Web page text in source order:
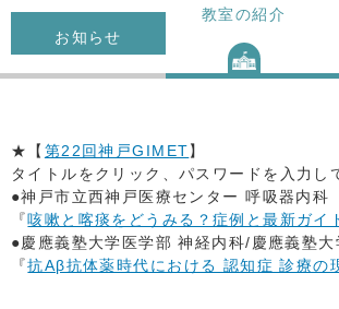
お知らせ
教室の紹介
★【 第22回神戸GIMET】
タイトルをクリック、パスワードを入力
●神戸市立西神戸医療センター 呼吸器内
『咳嗽と喀痰をどうみる？症例と最新ガイ
●慶應義塾大学医学部 神経内科/慶應義塾
『抗Aβ抗体薬時代における 認知症 診療の